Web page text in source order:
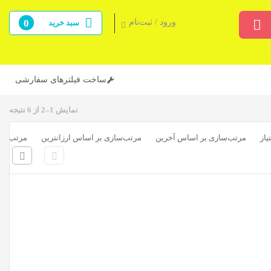
سبد خرید 0 ورود / ثبت‌نام
ساخت فیلترهای سفارشی
نمایش 1–2 از 6 نتیجه
مرتب‌سازی بر اساس آخرین مرتب‌سازی بر اساس ارزانترین